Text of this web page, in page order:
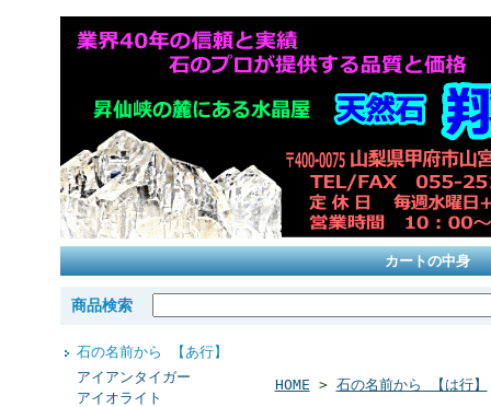
カートの中身
商品検索
石の名前から 【あ行】
アイアンタイガー
アイオライト
HOME > 石の名前から 【は行】